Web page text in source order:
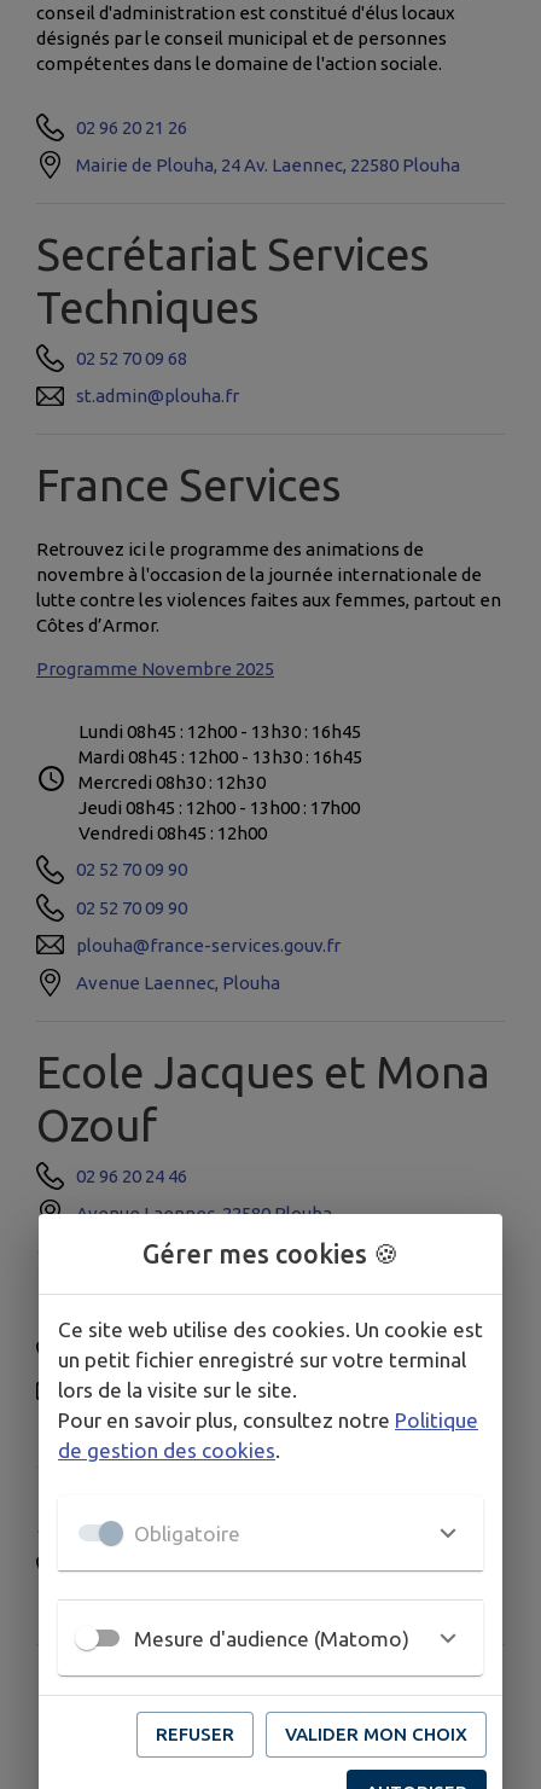
conseil d'administration est constitué d'élus locaux
désignés par le conseil municipal et de personnes
compétentes dans le domaine de l'action sociale.
02 96 20 21 26
Mairie de Plouha, 24 Av. Laennec, 22580 Plouha
Secrétariat Services
Techniques
02 52 70 09 68
st.admin@plouha.fr
France Services
Retrouvez ici le programme des animations de
novembre à l'occasion de la journée internationale de
lutte contre les violences faites aux femmes, partout en
Côtes d’Armor.
Programme Novembre 2025
Lundi 08h45 : 12h00 - 13h30 : 16h45
Mardi 08h45 : 12h00 - 13h30 : 16h45
Mercredi 08h30 : 12h30
Jeudi 08h45 : 12h00 - 13h00 : 17h00
Vendredi 08h45 : 12h00
02 52 70 09 90
02 52 70 09 90
plouha@france-services.gouv.fr
Avenue Laennec, Plouha
Ecole Jacques et Mona
Ozouf
02 96 20 24 46
Avenue Laennec, 22580 Plouha
EHPAD Les Genêts d'Or
02 96 20 24 49
accueil@lgoplouha.fr
12 Rue François le Puluard, 22580 Plouha
Salle de l'Hermine
07 57 76 85 91
9 Avenue Laennec, Plouha
Bibliothèque
municipale Erik
Gérer mes cookies 🍪
Ce site web utilise des cookies. Un cookie est
un petit fichier enregistré sur votre terminal
lors de la visite sur le site.
Pour en savoir plus, consultez notre Politique
de gestion des cookies.
Obligatoire
Mesure d'audience (Matomo)
REFUSER VALIDER MON CHOIX